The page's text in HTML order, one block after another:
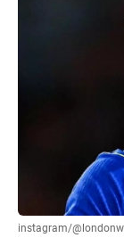
instagram/